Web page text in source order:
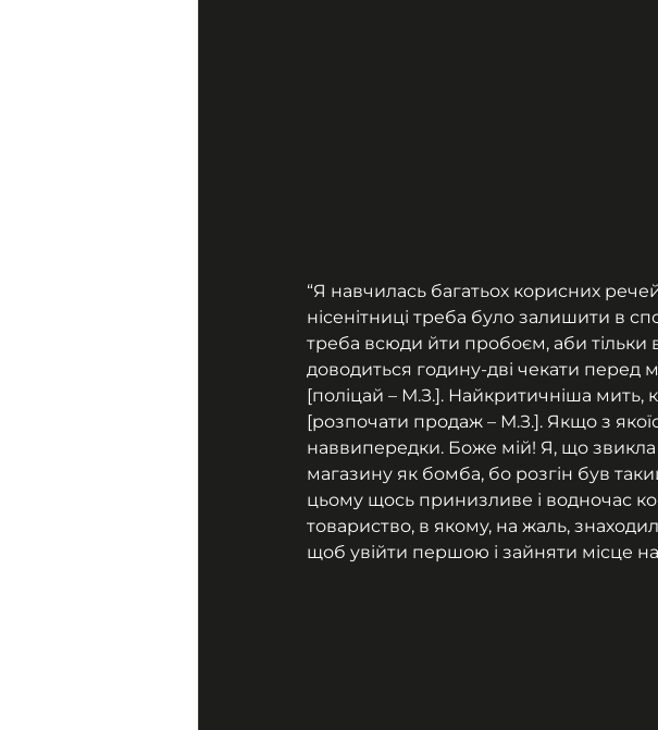
“Я навчилась багатьох корисних
нісенітниці треба було залишити в
треба всюди йти пробоєм, аби тільки
доводиться годину-дві чекати перед
[поліцай – М.З.]. Найкритичніша
[розпочати продаж – М.З.]. Якщо з
наввипередки. Боже мій! Я, що звикла
магазину як бомба, бо розгін був
цьому щось принизливе і водночас
товариство, в якому, на жаль,
щоб увійти першою і зайняти місце на